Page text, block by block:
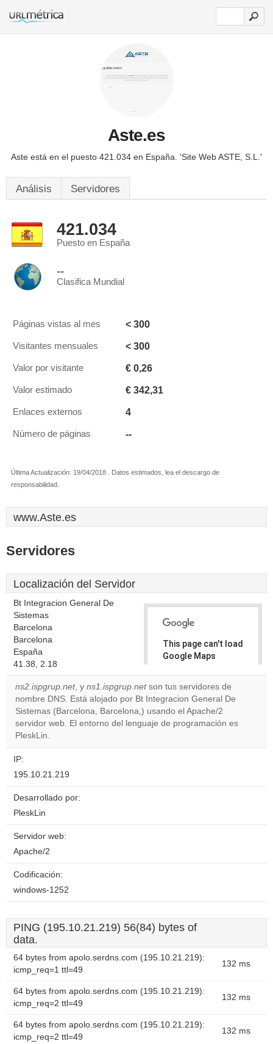
Aste.es
Aste está en el puesto 421.034 en España. 'Site Web ASTE, S.L.'
Análisis Servidores
421.034
Puesto en España
--
Clasifica Mundial
Páginas vistas al mes < 300
Visitantes mensuales < 300
Valor por visitante € 0,26
Valor estimado € 342,31
Enlaces externos 4
Número de páginas --
Última Actualización: 19/04/2018 . Datos estimados, lea el descargo de
responsabilidad.
www.Aste.es
Servidores
Localización del Servidor
Bt Integracion General De
Sistemas
Barcelona
Barcelona
España
41.38, 2.18
This page can't load
Google Maps
Do you
website?
OK
ns2.ispgrup.net, y ns1.ispgrup.netson tus servidores de
nombre DNS. Está alojado por Bt Integracion General De
Sistemas (Barcelona, Barcelona,) usando el Apache/2
servidor web. El entorno del lenguaje de programación es
PleskLin.
IP:
195.10.21.219
Desarrollado por:
PleskLin
Servidor web:
Apache/2
Codificación:
windows-1252
PING (195.10.21.219) 56(84) bytes of
data.
64 bytes from apolo.serdns.com (195.10.21.219):
icmp_req=1 ttl=49
132 ms
64 bytes from apolo.serdns.com (195.10.21.219):
icmp_req=2 ttl=49
132 ms
64 bytes from apolo.serdns.com (195.10.21.219):
icmp_req=2 ttl=49
132 ms